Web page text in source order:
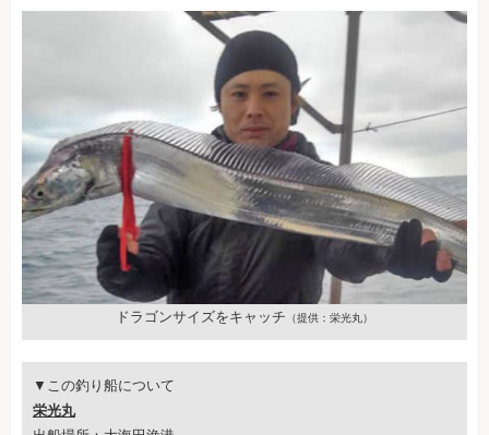
ドラゴンサイズをキャッチ （提供：栄光丸）
▼この釣り船について
栄光丸